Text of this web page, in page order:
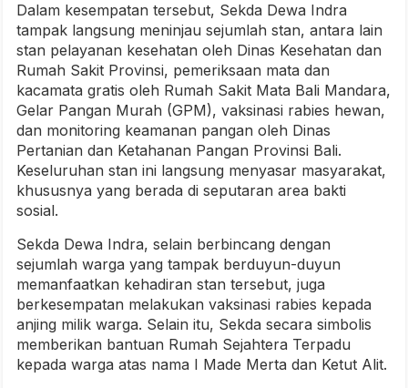
Dalam kesempatan tersebut, Sekda Dewa Indra
tampak langsung meninjau sejumlah stan, antara lain
stan pelayanan kesehatan oleh Dinas Kesehatan dan
Rumah Sakit Provinsi, pemeriksaan mata dan
kacamata gratis oleh Rumah Sakit Mata Bali Mandara,
Gelar Pangan Murah (GPM), vaksinasi rabies hewan,
dan monitoring keamanan pangan oleh Dinas
Pertanian dan Ketahanan Pangan Provinsi Bali.
Keseluruhan stan ini langsung menyasar masyarakat,
khususnya yang berada di seputaran area bakti
sosial.
Sekda Dewa Indra, selain berbincang dengan
sejumlah warga yang tampak berduyun-duyun
memanfaatkan kehadiran stan tersebut, juga
berkesempatan melakukan vaksinasi rabies kepada
anjing milik warga. Selain itu, Sekda secara simbolis
memberikan bantuan Rumah Sejahtera Terpadu
kepada warga atas nama I Made Merta dan Ketut Alit.